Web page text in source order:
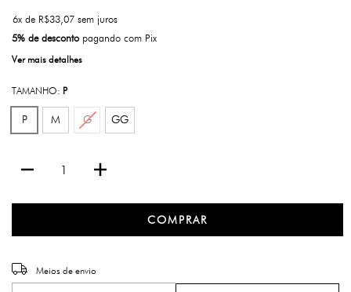
6x de R$33,07 sem juros
5% de descontopagando com Pix
Ver mais detalhes
TAMANHO: P
P M G GG
Entregas para o CEP:
Meios de envio